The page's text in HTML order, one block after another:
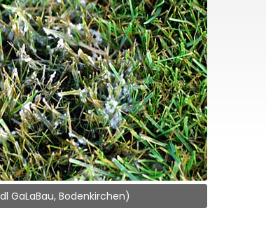
GaLaBau, Bodenkirchen)